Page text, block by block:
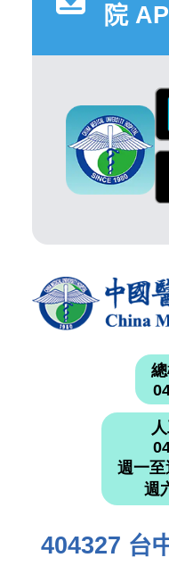
院
週一
週
404327 台